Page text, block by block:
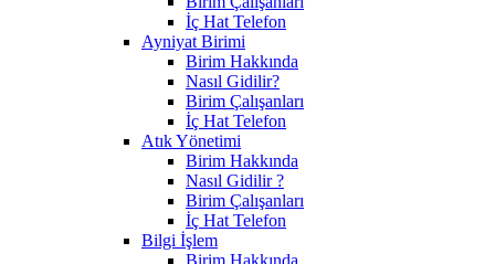
İç Hat Telefon
Ayniyat Birimi
Birim Hakkında
Nasıl Gidilir?
Birim Çalışanları
İç Hat Telefon
Atık Yönetimi
Birim Hakkında
Nasıl Gidilir ?
Birim Çalışanları
İç Hat Telefon
Bilgi İşlem
Birim Hakkında